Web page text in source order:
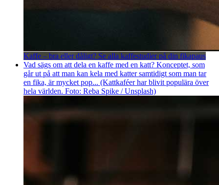
Kaffe – bra eller dåligt? Se alla kaffestudier på din fikapaus
Vad sägs om att dela en kaffe med en katt? Konceptet, som
går ut på att man kan kela med katter samtidigt som man tar
en fika, är mycket pop... (Kattkaféer har blivit populära över
hela världen. Foto: Reba Spike / Unsplash)